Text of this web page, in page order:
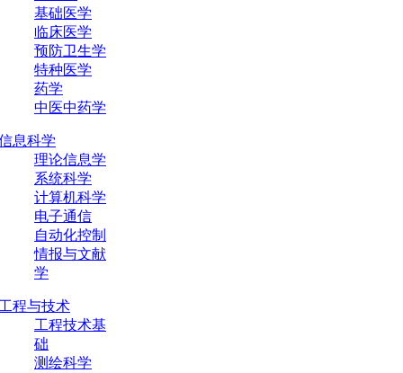
基础医学
临床医学
预防卫生学
特种医学
药学
中医中药学
息科学
理论信息学
系统科学
计算机科学
电子通信
自动化控制
情报与文献
学
程与技术
工程技术基
础
测绘科学